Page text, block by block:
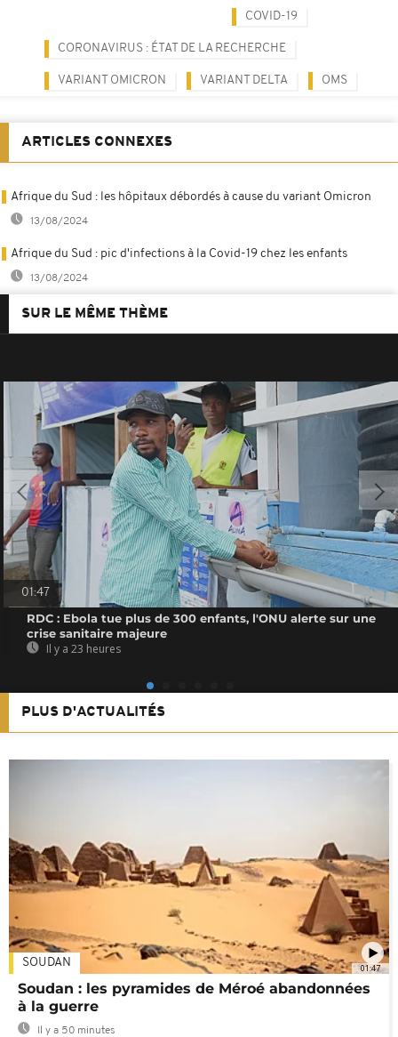
COVID-19
CORONAVIRUS : ÉTAT DE LA RECHERCHE
VARIANT OMICRON VARIANT DELTA OMS
ARTICLES CONNEXES
Afrique du Sud : les hôpitaux débordés à cause du variant Omicron
13/08/2024
Afrique du Sud : pic d'infections à la Covid-19 chez les enfants
13/08/2024
SUR LE MÊME THÈME
01:47
RDC : Ebola tue plus de 300 enfants, l'ONU alerte sur une
crise sanitaire majeure
Il y a 23 heures
PLUS D'ACTUALITÉS
01:47
SOUDAN
Soudan : les pyramides de Méroé abandonnées
à la guerre
Il y a 50 minutes